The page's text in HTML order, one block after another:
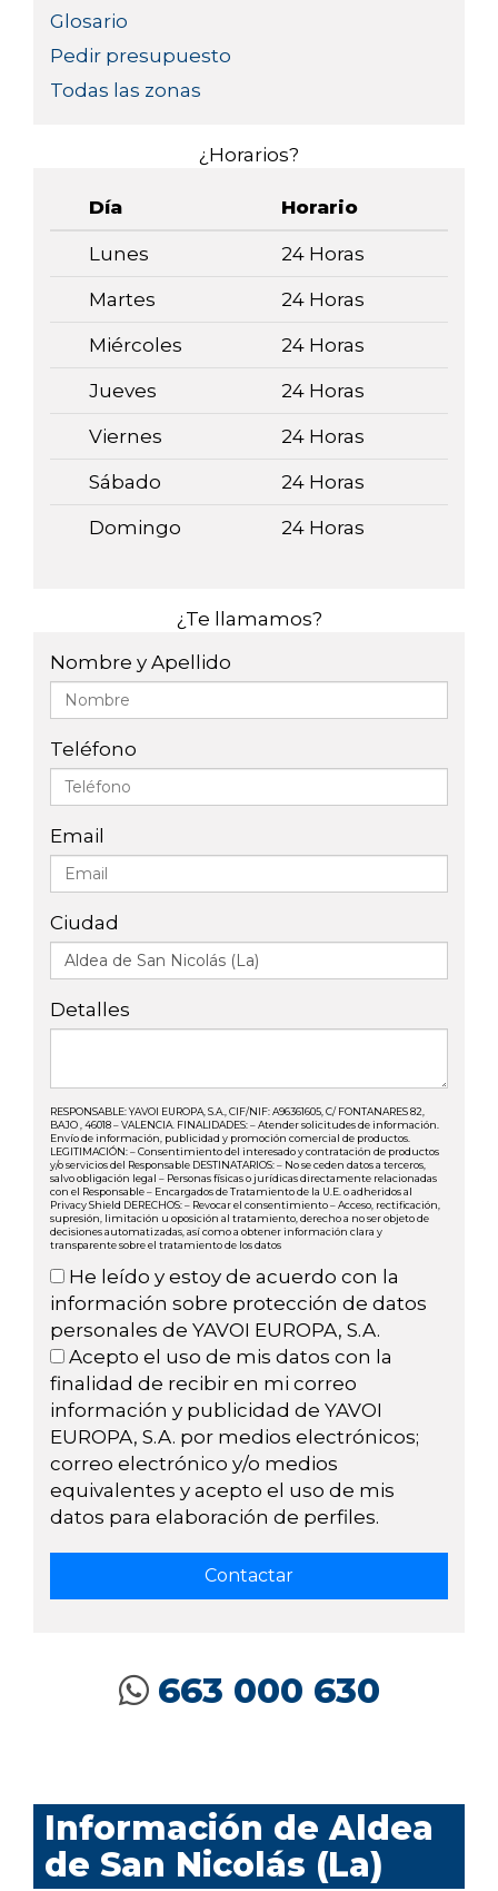
Glosario
Pedir presupuesto
Todas las zonas
¿Horarios?
Día Horario
Lunes 24 Horas
Martes 24 Horas
Miércoles 24 Horas
Jueves 24 Horas
Viernes 24 Horas
Sábado 24 Horas
Domingo 24 Horas
¿Te llamamos?
Nombre y Apellido
Teléfono
Email
Ciudad
Detalles
RESPONSABLE: YAVOI EUROPA, S.A., CIF/NIF: A96361605, C/ FONTANARES 82,
BAJO , 46018 – VALENCIA. FINALIDADES: – Atender solicitudes de información.
Envío de información, publicidad y promoción comercial de productos.
LEGITIMACIÓN: – Consentimiento del interesado y contratación de productos
y/o servicios del Responsable DESTINATARIOS: – No se ceden datos a terceros,
salvo obligación legal – Personas físicas o jurídicas directamente relacionadas
con el Responsable – Encargados de Tratamiento de la U.E. o adheridos al
Privacy Shield DERECHOS: – Revocar el consentimiento – Acceso, rectificación,
supresión, limitación u oposición al tratamiento, derecho a no ser objeto de
decisiones automatizadas, así como a obtener información clara y
transparente sobre el tratamiento de los datos
He leído y estoy de acuerdo con la
información sobre protección de datos
personales de YAVOI EUROPA, S.A.
Acepto el uso de mis datos con la
finalidad de recibir en mi correo
información y publicidad de YAVOI
EUROPA, S.A. por medios electrónicos;
correo electrónico y/o medios
equivalentes y acepto el uso de mis
datos para elaboración de perfiles.
663 000 630
Información de Aldea
de San Nicolás (La)